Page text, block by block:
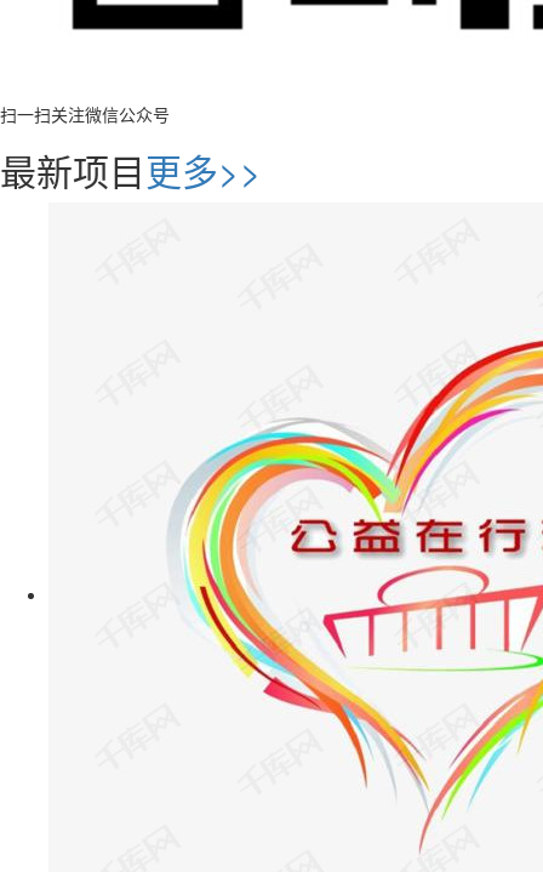
扫一扫关注微信公众号
最新项目更多>>